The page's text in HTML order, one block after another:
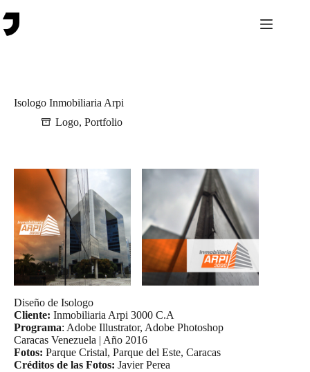
al
contenido
Isologo Inmobiliaria Arpi
Logo, Portfolio
Diseño de Isologo
Cliente: Inmobiliaria Arpi 3000 C.A
Programa: Adobe Illustrator, Adobe Photoshop
Caracas Venezuela | Año 2016
Fotos: Parque Cristal, Parque del Este, Caracas
Créditos de las Fotos: Javier Perea